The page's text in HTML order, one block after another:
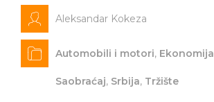
Aleksandar Kokeza
Automobili i motori, Ekonomija
Saobraćaj, Srbija, Tržište